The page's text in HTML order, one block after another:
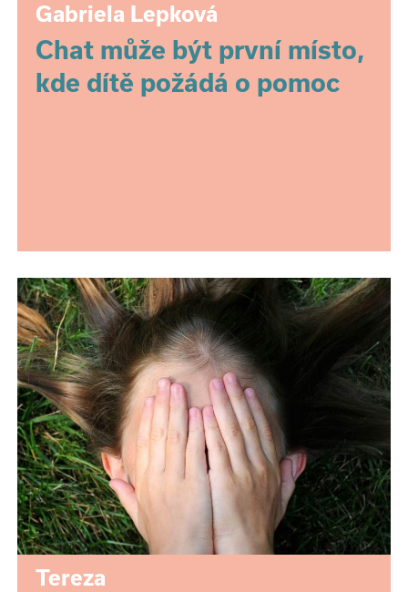
Gabriela Lepková
Chat může být první místo,
kde dítě požádá o pomoc
Tereza